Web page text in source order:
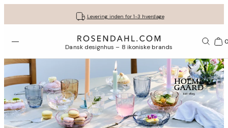
Levering inden for 1-3 hverdage
Fri fragt ved køb for min. 549 kr.
30 dages gratis retur*
Få dine gaver pakket flot ind
Vi er e-mærket
Åbn menuen Dansk designhus – 8 ikoniske brands